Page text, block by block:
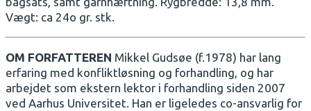
Vægt: ca 24o gr. stk.
OM FORFATTEREN Mikkel Gudsøe (f.1978) har lang
erfaring med konfliktløsning og forhandling, og har
arbejdet som ekstern lektor i forhandling siden 2007
ved Aarhus Universitet. Han er ligeledes co-ansvarlig for